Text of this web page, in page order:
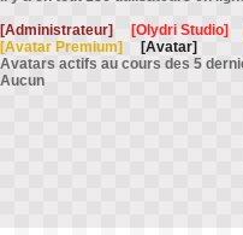
[Administrateur]
[Olydri Studio]
[Avatar Premium]
[Avatar]
Avatars actifs au cours des 5
Aucun